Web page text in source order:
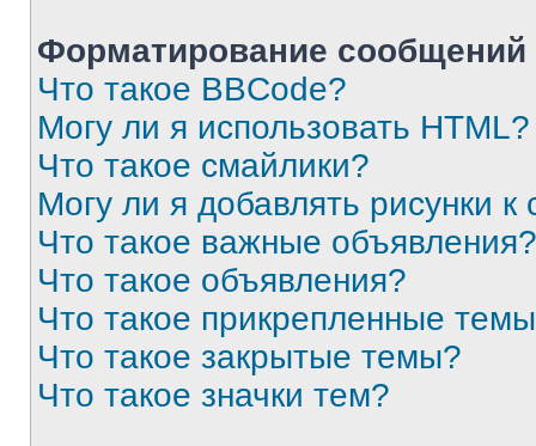
Форматирование
Что такое BBCode?
Могу ли я использовать HTML?
Что такое смайлики?
Могу ли я добавлять рисунки
Что такое важные объявления?
Что такое объявления?
Что такое прикрепленные
Что такое закрытые темы?
Что такое значки тем?